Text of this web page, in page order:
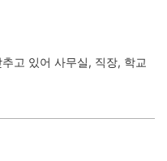
고 있어 사무실, 직장, 학교